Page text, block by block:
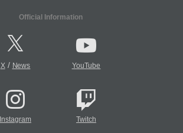
Official Information
X/ News YouTube
Instagram Twitch